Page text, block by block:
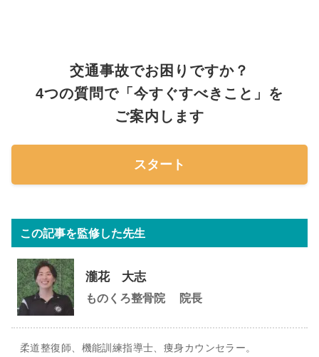
交通事故でお困りですか？
4つの質問で「今すぐすべきこと」を
ご案内します
スタート
この記事を監修した先生
瀧花 大志
ものくろ整骨院
院長
柔道整復師、機能訓練指導士、痩身カウンセラー。